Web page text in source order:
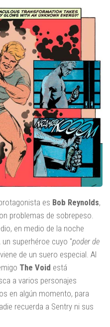
es Bob Reynolds,
problemas de sobrepeso.
en medio de la noche
un superhéroe cuyo "poder de
de un suero especial. Al
The Void está
a varios personajes
en algún momento, para
recuerda a Sentry ni sus